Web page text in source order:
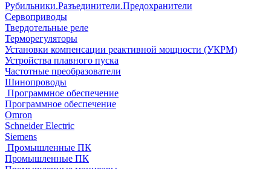
Рубильники.Разъединители.Предохранители
Сервоприводы
Твердотельные реле
Терморегуляторы
Установки компенсации реактивной мощности (УКРМ)
Устройства плавного пуска
Частотные преобразователи
Шинопроводы
Программное обеспечение
Программное обеспечение
Omron
Schneider Electric
Siemens
Промышленные ПК
Промышленные ПК